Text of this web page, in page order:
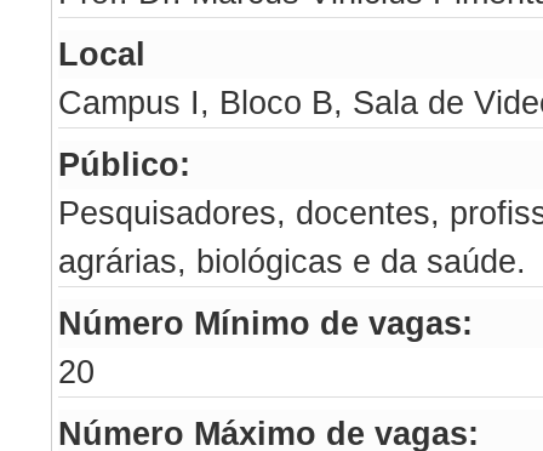
Local
Campus I, Bloco B, Sala de
Público:
Pesquisadores, docentes,
agrárias, biológicas e da saúde.
Número Mínimo de vagas:
20
Número Máximo de vagas: